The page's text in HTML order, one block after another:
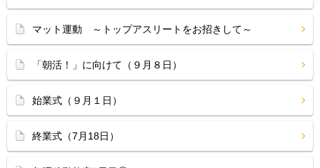
マット運動 ～トップアスリートをお招きして～
「朝活！」に向けて（９月８日）
始業式（９月１日）
終業式（7月18日）